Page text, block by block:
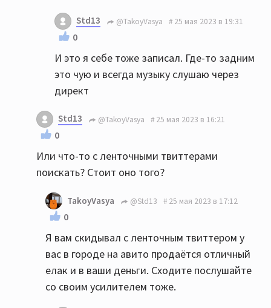
Std13 @TakoyVasya 25 мая 2023 в 19:31
0
И это я себе тоже записал. Где-то задним
это чую и всегда музыку слушаю через
директ
Std13 @TakoyVasya 25 мая 2023 в 16:21
0
Или что-то с ленточными твиттерами
поискать? Стоит оно того?
TakoyVasya @Std13 25 мая 2023 в 17:12
0
Я вам скидывал с ленточным твиттером у
вас в городе на авито продаётся отличный
елак и в ваши деньги. Сходите послушайте
со своим усилителем тоже.